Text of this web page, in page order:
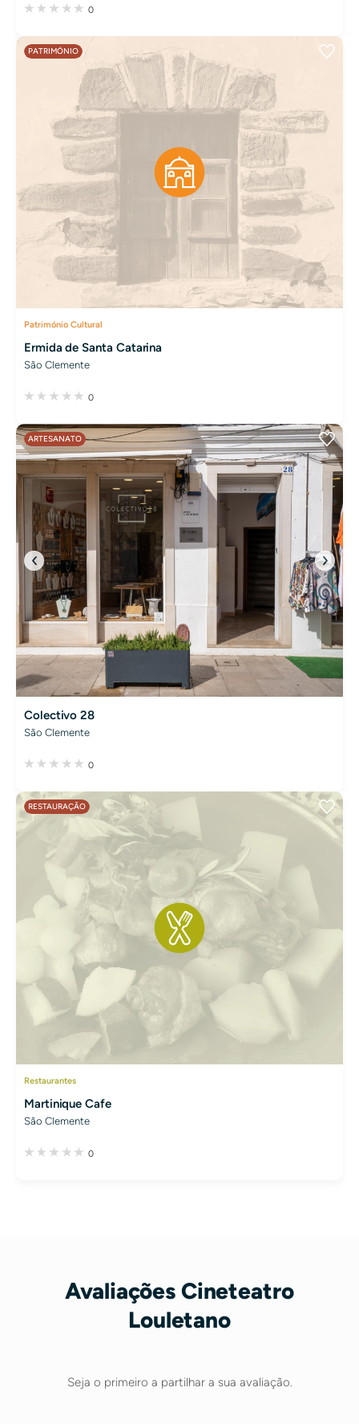
0
PATRIMÓNIO
Património Cultural
Ermida de Santa Catarina
São Clemente
0
ARTESANATO
Colectivo 28
São Clemente
0
RESTAURAÇÃO
Restaurantes
Martinique Cafe
São Clemente
0
Avaliações Cineteatro
Louletano
Seja o primeiro a partilhar a sua avaliação.